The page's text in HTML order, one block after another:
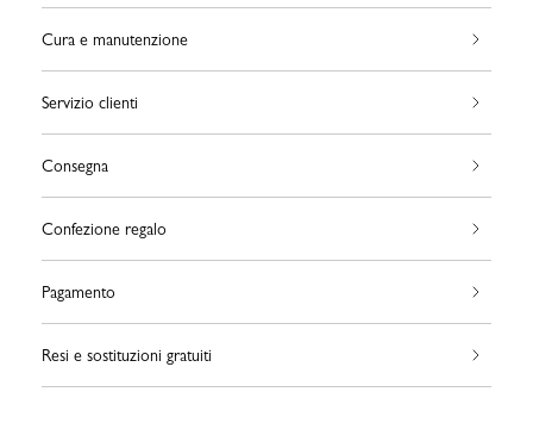
Cura e manutenzione
Servizio clienti
Consegna
Confezione regalo
Pagamento
Resi e sostituzioni gratuiti